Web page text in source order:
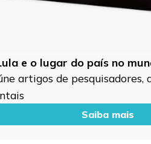
e o lugar do país no
artigos de
Saiba mais